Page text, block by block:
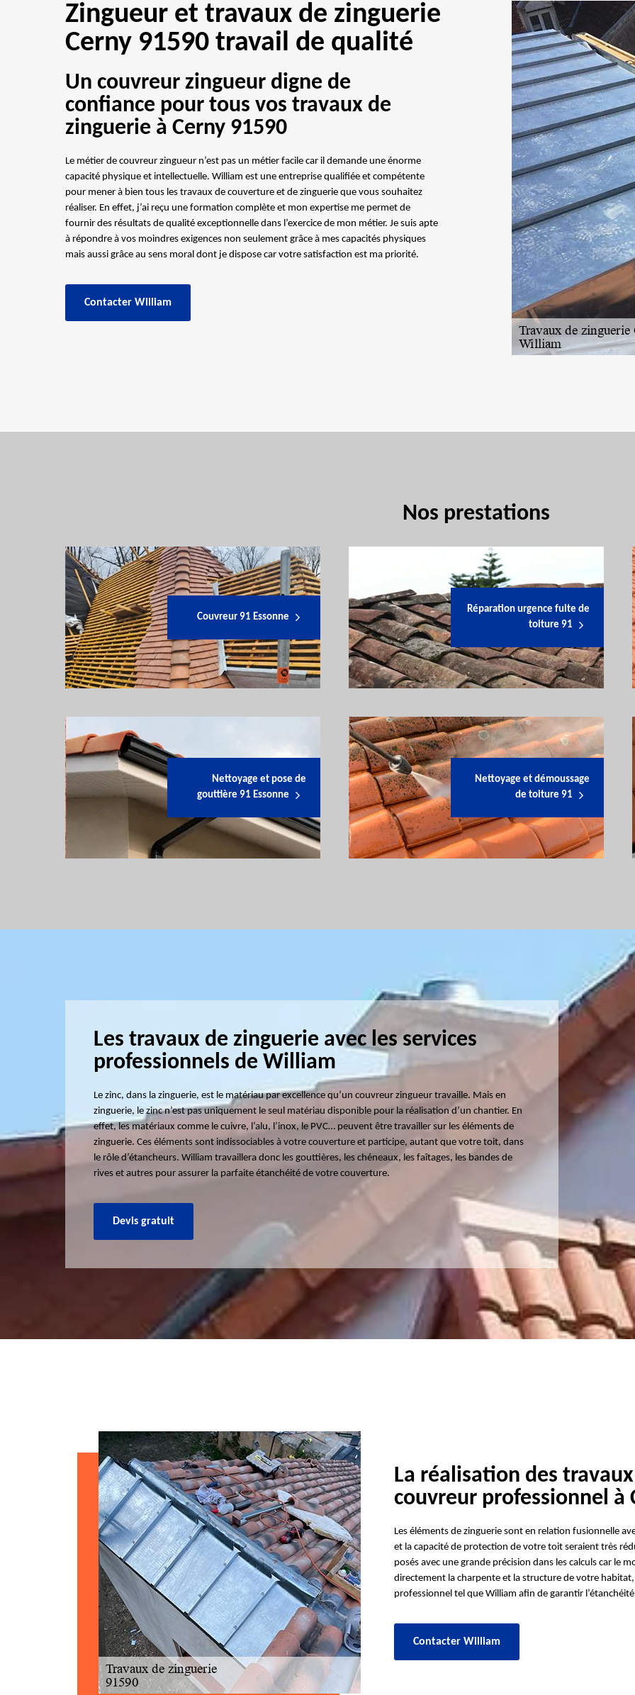
Zingueur et travaux de zinguerie
Cerny 91590 travail de qualité
Un couvreur zingueur digne de
confiance pour tous vos travaux de
zinguerie à Cerny 91590
Le métier de couvreur zingueur n’est pas un métier facile car il demande une énorme
capacité physique et intellectuelle. William est une entreprise qualifiée et compétente
pour mener à bien tous les travaux de couverture et de zinguerie que vous souhaitez
réaliser. En effet, j’ai reçu une formation complète et mon expertise me permet de
fournir des résultats de qualité exceptionnelle dans l’exercice de mon métier. Je suis apte
à répondre à vos moindres exigences non seulement grâce à mes capacités physiques
mais aussi grâce au sens moral dont je dispose car votre satisfaction est ma priorité.
Contacter William
Nos prestations
Couvreur 91 Essonne
Réparation urgence fuite de
toiture 91
Nettoyage et pose de
gouttière 91 Essonne
Nettoyage et démoussage
de toiture 91
Les travaux de zinguerie avec les services
professionnels de William
Le zinc, dans la zinguerie, est le matériau par excellence qu’un couvreur zingueur travaille. Mais en
zinguerie, le zinc n’est pas uniquement le seul matériau disponible pour la réalisation d’un chantier. En
effet, les matériaux comme le cuivre, l’alu, l’inox, le PVC… peuvent être travailler sur les éléments de
zinguerie. Ces éléments sont indissociables à votre couverture et participe, autant que votre toit, dans
le rôle d’étancheurs. William travaillera donc les gouttières, les chéneaux, les faîtages, les bandes de
rives et autres pour assurer la parfaite étanchéité de votre couverture.
Devis gratuit
La réalisation des
couvreur professionnel à
Les éléments de zinguerie sont en relation fusionnelle
et la capacité de protection de votre toit seraient très
posés avec une grande précision dans les calculs car le
directement la charpente et la structure de votre
professionnel tel que William afin de garantir
Contacter William